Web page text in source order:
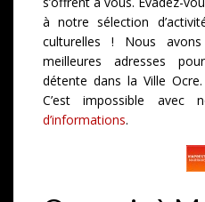
à notre sélection
culturelles ! Nous
meilleures adresses
détente dans la Ville
C’est impossible
d’informations.